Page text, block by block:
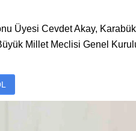
Üyesi Cevdet Akay,
Millet Meclisi Genel